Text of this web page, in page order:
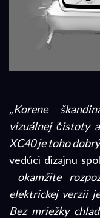
„Korene
vizuálnej čistoty
XC40 je toho
vedúci dizajnu
okamžite
elektrickej verzii
Bez mriežky